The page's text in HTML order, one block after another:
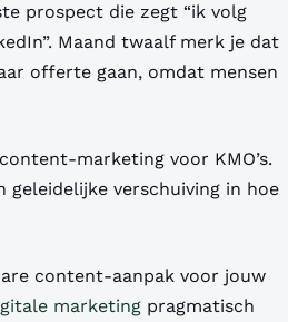
prospect die zegt “ik volg
Maand twaalf merk je dat
offerte gaan, omdat mensen
marketing voor KMO’s.
geleidelijke verschuiving in hoe
content-aanpak voor jouw
marketing pragmatisch